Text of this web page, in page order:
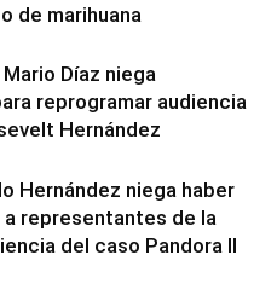
de marihuana
Díaz niega
reprogramar audiencia
Hernández
Hernández niega haber
a representantes de la
del caso Pandora II